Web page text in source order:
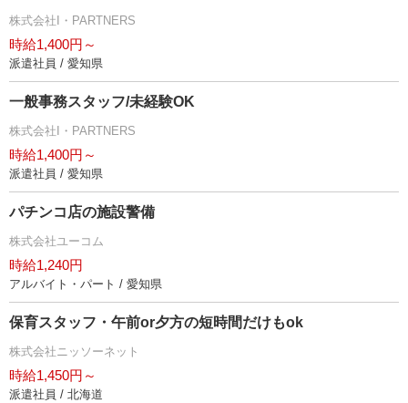
株式会社I・PARTNERS
時給1,400円～
派遣社員 / 愛知県
一般事務スタッフ/未経験OK
株式会社I・PARTNERS
時給1,400円～
派遣社員 / 愛知県
パチンコ店の施設警備
株式会社ユーコム
時給1,240円
アルバイト・パート / 愛知県
保育スタッフ・午前or夕方の短時間だけもok
株式会社ニッソーネット
時給1,450円～
派遣社員 / 北海道